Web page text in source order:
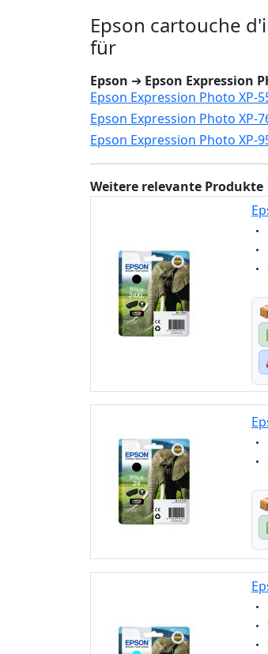
Epson cartouche
für
Epson ➔ Epson Expression
Epson Expression Photo XP-
Epson Expression Photo XP-
Epson Expression Photo XP-
Weitere relevante Produkte